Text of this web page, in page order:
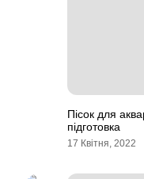
Пісок для
підготовка
17 Квітня, 2022